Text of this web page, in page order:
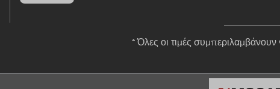
* Όλες οι τιμές